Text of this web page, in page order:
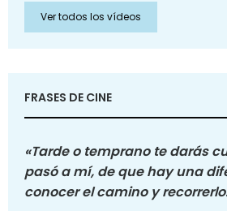
Ver todos los vídeos
FRASES DE CINE
«Tarde o temprano te darás
pasó a mí, de que hay una
conocer el camino y